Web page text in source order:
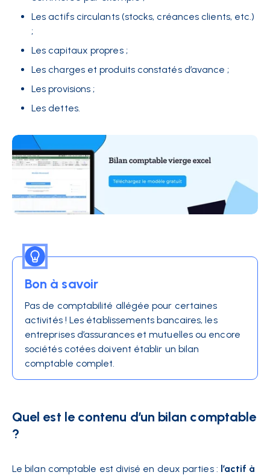
Les actifs circulants (stocks, créances clients, etc.)
;
Les capitaux propres ;
Les charges et produits constatés d’avance ;
Les provisions ;
Les dettes.
Bon à savoir
Pas de comptabilité allégée pour certaines
activités ! Les établissements bancaires, les
entreprises d’assurances et mutuelles ou encore
sociétés cotées doivent établir un bilan
comptable complet.
Quel est le contenu d’un bilan comptable
?
Le bilan comptable est divisé en deux parties : l’actif à